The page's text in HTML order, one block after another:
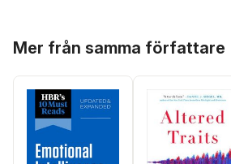
Mer från samma författare